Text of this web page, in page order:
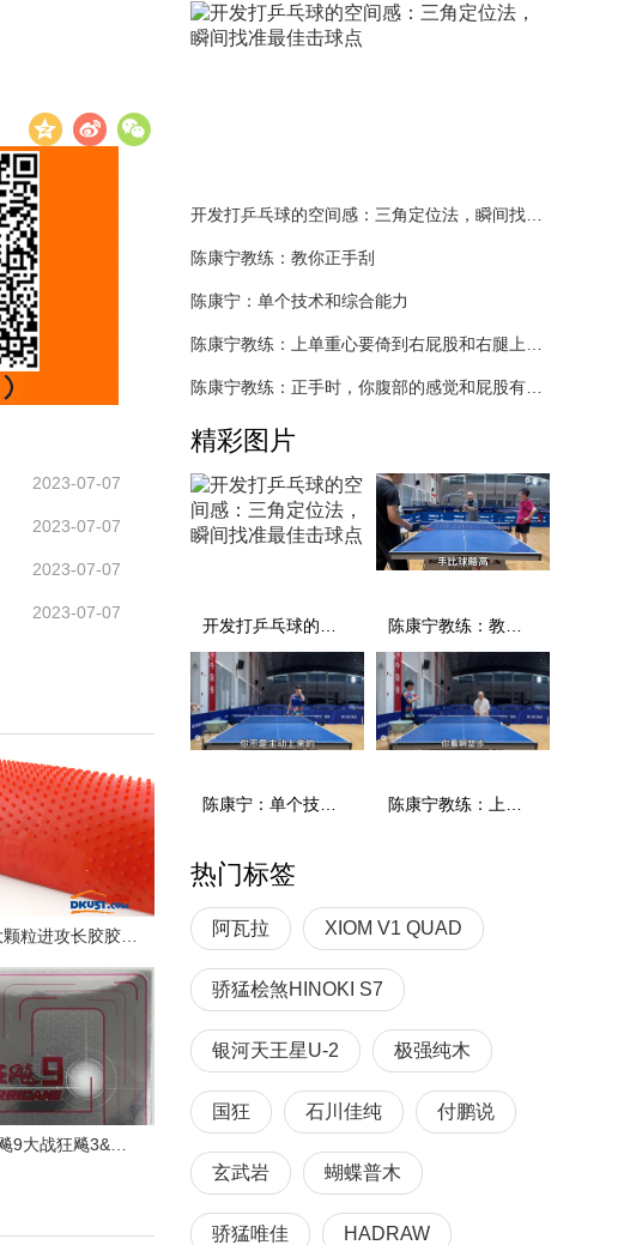
2023-07-07
2023-07-07
2023-07-07
2023-07-07
陈康宁教练：教你正手刮
陈康宁：单个技术和综合能力
精彩图片
热门标签
阿瓦拉 XIOM V1 QUAD
骄猛桧煞HINOKI S7
银河天王星U-2 极强纯木
国狂 石川佳纯 付鹏说
玄武岩 蝴蝶普木
骄猛唯佳 HADRAW